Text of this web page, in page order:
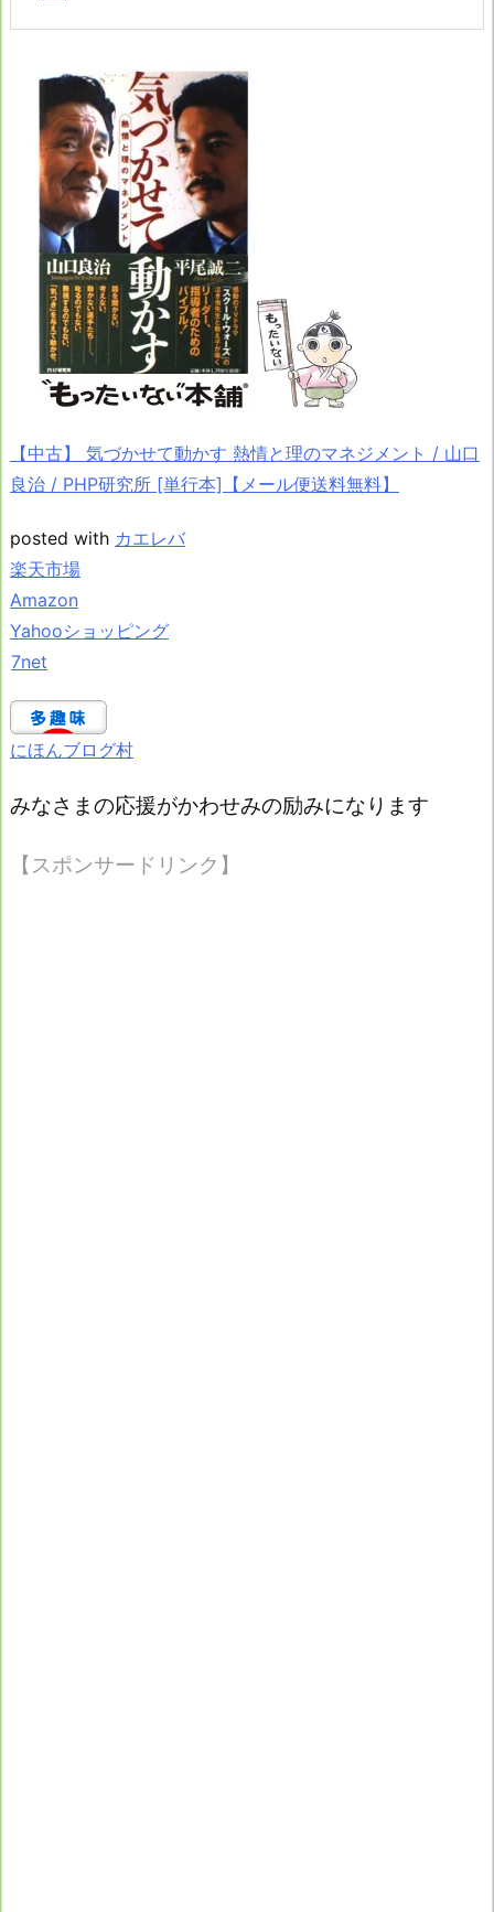
【中古】 気づかせて動かす 熱情と理のマネジメント / 山口
良治 / PHP研究所 [単行本]【メール便送料無料】
posted with カエレバ
楽天市場
Amazon
Yahooショッピング
7net
にほんブログ村
みなさまの応援がかわせみの励みになります
【スポンサードリンク】